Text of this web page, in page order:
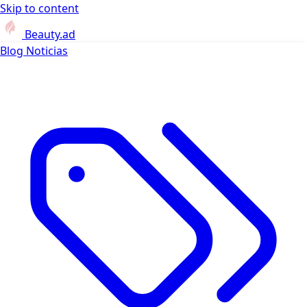
Skip to content
Beauty.ad
Blog Noticias